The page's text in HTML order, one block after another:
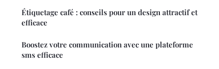
Étiquetage café : conseils pour un design attractif et
efficace
Boostez votre communication avec une plateforme
sms efficace